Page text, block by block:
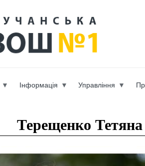
Інформація Управління
Терещенко